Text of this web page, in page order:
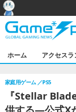
ホーム アクセスラ
『Stellar
家庭用ゲーム PS5